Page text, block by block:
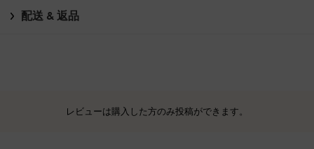
配送 & 返品
レビューは購入した方のみ投稿ができます。